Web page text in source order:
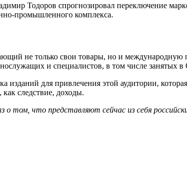
Тодоров спрогнозировал переключение
промышленного комплекса.
не только свои товары, но и международную
и специалистов, в том числе занятых
изданий для привлечения этой аудитории,
следствие, доходы.
том, что представляют сейчас из себя